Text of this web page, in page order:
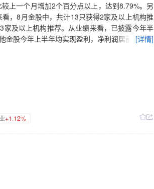
上一个月增加2个百分点以上，达到8.79%。另
，8月金股中，共计13只获得2家及以上机构推
及以上机构推荐。从业绩来看，已披露今年半
金股今年上半年均实现盈利，净利润居前三分别
、电子、基础化工、机械设备等行业。海康威
[详情]
+1.12%